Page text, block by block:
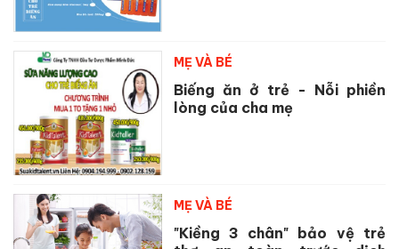
MẸ VÀ BÉ
Biếng ăn ở trẻ - Nỗi phiền
lòng của cha mẹ
MẸ VÀ BÉ
"Kiềng 3 chân" bảo vệ trẻ